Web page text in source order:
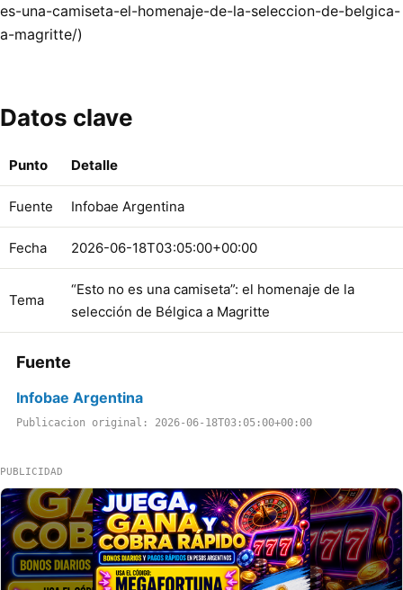
es-una-camiseta-el-homenaje-de-la-seleccion-de-belgica-
a-magritte/)
Datos clave
Punto Detalle
Fuente Infobae Argentina
Fecha 2026-06-18T03:05:00+00:00
Tema
“Esto no es una camiseta”: el homenaje de la
selección de Bélgica a Magritte
Fuente
Infobae Argentina
Publicacion original: 2026-06-18T03:05:00+00:00
PUBLICIDAD